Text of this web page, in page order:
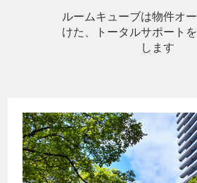
ルームキューブは物件オ
けた、トータルサポート
します